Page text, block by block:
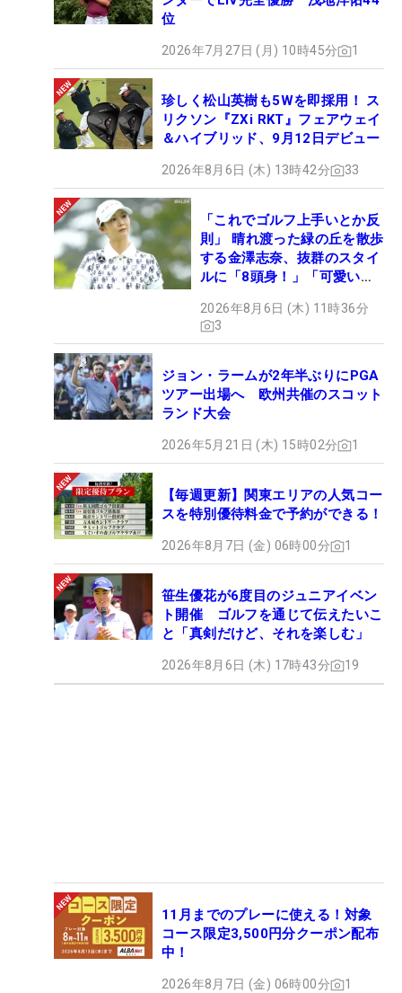
位
2026年7月27日 (月) 10時45分 1
珍しく松山英樹も5Wを即採用！ ス
リクソン『ZXi RKT』フェアウェイ
＆ハイブリッド、9月12日デビュー
2026年8月6日 (木) 13時42分 33
「これでゴルフ上手いとか反
則」 晴れ渡った緑の丘を散歩
する金澤志奈、抜群のスタイ
ルに「8頭身！」「可愛いに
2026年8月6日 (木) 11時36分
3
ジョン・ラームが2年半ぶりにPGA
ツアー出場へ 欧州共催のスコット
ランド大会
2026年5月21日 (木) 15時02分 1
【毎週更新】関東エリアの人気コー
スを特別優待料金で予約ができる！
2026年8月7日 (金) 06時00分 1
笹生優花が6度目のジュニアイベン
ト開催 ゴルフを通じて伝えたいこ
と「真剣だけど、それを楽しむ」
2026年8月6日 (木) 17時43分 19
11月までのプレーに使える！対象
コース限定3,500円分クーポン配布
中！
2026年8月7日 (金) 06時00分 1